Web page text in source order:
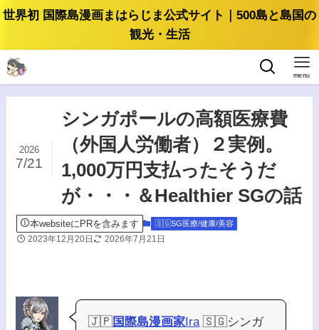
世界初 国際島漫画まはらじま公式サイト｜500島と島国の
観光・生活
menu
シンガポールの高額医療費
（外国人労働者）２実例。
1,000万円支払ったそうだ
が・・・＆Healthier SGの話
2026
7/21
本websiteにPRを含みます 🇸🇬SG医療/健康/美容
2023年12月20日 2026年7月21日
🇯🇵国際島漫画家 Ira🇸🇬シンガ